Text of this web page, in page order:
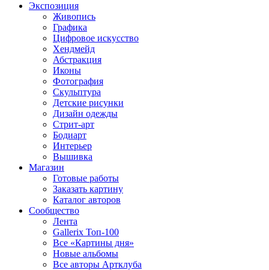
Экспозиция
Живопись
Графика
Цифровое искусство
Хендмейд
Абстракция
Иконы
Фотография
Скульптура
Детские рисунки
Дизайн одежды
Стрит-арт
Бодиарт
Интерьер
Вышивка
Магазин
Готовые работы
Заказать картину
Каталог авторов
Сообщество
Лента
Gallerix Топ-100
Все «Картины дня»
Новые альбомы
Все авторы Артклуба